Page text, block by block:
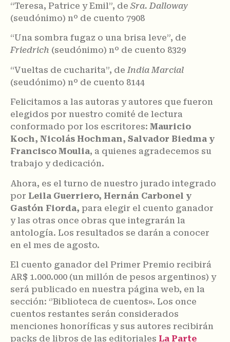
“Teresa, Patrice y Emil”, deSra. Dalloway
(seudónimo) nº de cuento 7908
“Una sombra fugaz o una brisa leve”, de
Friedrich (seudónimo) nº de cuento 8329
“Vueltas de cucharita”, de India Marcial
(seudónimo) nº de cuento 8144
Felicitamos a las autoras y autores que fueron
elegidos por nuestro comité de lectura
conformado por los escritores: Mauricio
Koch, Nicolás Hochman, Salvador Biedma y
Francisco Moulia, a quienes agradecemos su
trabajo y dedicación.
Ahora, es el turno de nuestro jurado integrado
por Leila Guerriero, Hernán Carbonel y
Gastón Fiorda, para elegir el cuento ganador
y las otras once obras que integrarán la
antología. Los resultados se darán a conocer
en el mes de agosto.
El cuento ganador del Primer Premio recibirá
AR$ 1.000.000 (un millón de pesos argentinos) y
será publicado en nuestra página web, en la
sección: ‘’Biblioteca de cuentos». Los once
cuentos restantes serán considerados
menciones honoríficas y sus autores recibirán
packs de libros de las editoriales La Parte